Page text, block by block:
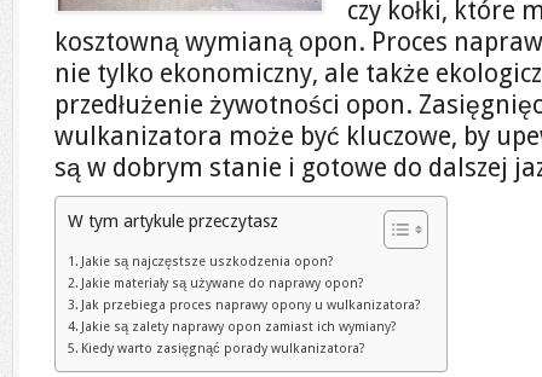
czy kołki, które
kosztowną wymianą opon. Proces
nie tylko ekonomiczny, ale także
przedłużenie żywotności opon.
wulkanizatora może być kluczowe, by
są w dobrym stanie i gotowe do dalszej
W tym artykule przeczytasz
Jakie są najczęstsze uszkodzenia opon?
Jakie materiały są używane do naprawy opon?
Jak przebiega proces naprawy opony u wulkanizatora?
Jakie są zalety naprawy opon zamiast ich wymiany?
Kiedy warto zasięgnąć porady wulkanizatora?